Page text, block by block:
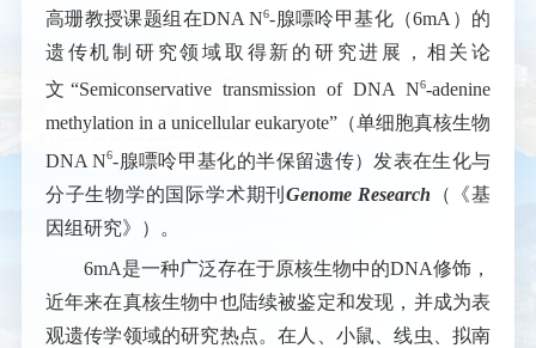
高珊教授课题组在DNA N6-腺嘌呤甲基化（6mA ）的
遗传机制研究领域取得新的研究进展，相关论
文“Semiconservative transmission of DNA N6-adenine
methylation in a unicellular eukaryote”（单细胞真核生物
DNA N6-腺嘌呤甲基化的半保留遗传）发表在生化与
分子生物学的国际学术期刊Genome Research （《基
因组研究》）。
6mA是一种广泛存在于原核生物中的DNA修饰，
近年来在真核生物中也陆续被鉴定和发现，并成为表
观遗传学领域的研究热点。在人、小鼠、线虫、拟南